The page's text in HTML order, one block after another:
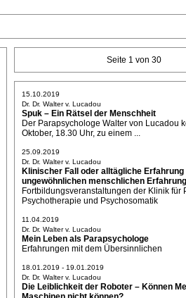
Seite 1 von 30
15.10.2019
Dr. Dr. Walter v. Lucadou
Spuk – Ein Rätsel der Menschheit
Der Parapsychologe Walter von Lucadou
Oktober, 18.30 Uhr, zu einem ...
25.09.2019
Dr. Dr. Walter v. Lucadou
Klinischer Fall oder alltägliche
ungewöhnlichen menschlichen
Fortbildungsveranstaltungen der Klinik für
Psychotherapie und Psychosomatik
11.04.2019
Dr. Dr. Walter v. Lucadou
Mein Leben als Parapsychologe
Erfahrungen mit dem Übersinnlichen
18.01.2019 - 19.01.2019
Dr. Dr. Walter v. Lucadou
Die Leiblichkeit der Roboter – Können